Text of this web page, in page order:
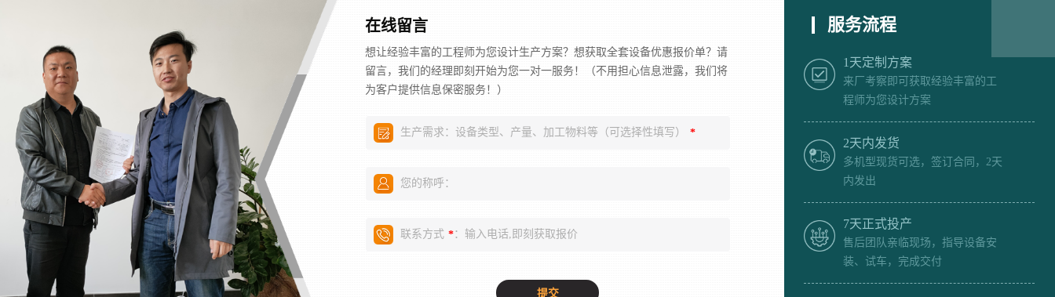
在线留言
想让经验丰富的工程师为您设计生产方案？想获取全套设备优惠报价单？请
留言，我们的经理即刻开始为您一对一服务！（不用担心信息泄露，我们将
为客户提供信息保密服务！）
生产需求：设备类型、产量、加工物料等（可选择性填写） *
您的称呼：
联系方式 *：输入电话,即刻获取报价
服务流程
1天定制方案
来厂考察即可获取经验丰富的工
程师为您设计方案
2天内发货
多机型现货可选，签订合同，2天
内发出
7天正式投产
售后团队亲临现场，指导设备安
装、试车，完成交付